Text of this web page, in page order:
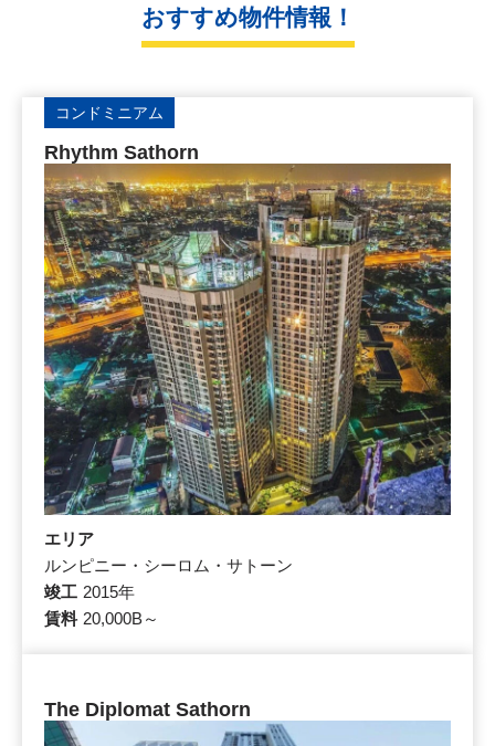
おすすめ物件情報！
コンドミニアム
Rhythm Sathorn
エリア
ルンピニー・シーロム・サトーン
竣工 2015年
賃料 20,000B～
The Diplomat Sathorn